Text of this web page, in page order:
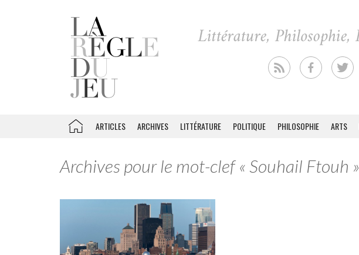
ARTICLES ARCHIVES LITTÉRATURE POLITIQUE PHILOSOPHIE ARTS
Archives pour le mot-clef « Souhail Ftouh »